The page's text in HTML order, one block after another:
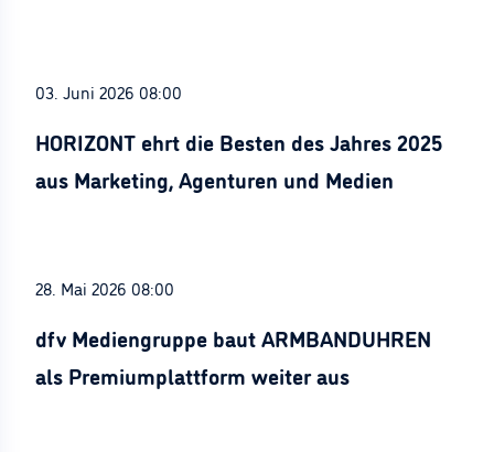
03. Juni 2026 08:00
HORIZONT ehrt die Besten des Jahres 2025
aus Marketing, Agenturen und Medien
28. Mai 2026 08:00
dfv Mediengruppe baut ARMBANDUHREN
als Premiumplattform weiter aus